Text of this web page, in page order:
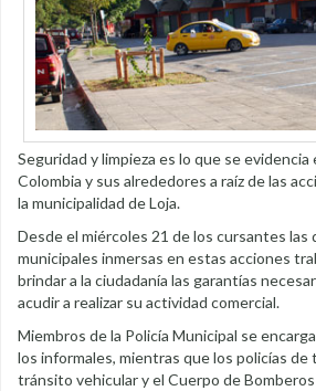
Seguridad y limpieza es lo que se evidencia
Colombia y sus alrededores a raíz de las
la municipalidad de Loja.
Desde el miércoles 21 de los cursantes las
municipales inmersas en estas acciones
brindar a la ciudadanía las garantías
acudir a realizar su actividad comercial.
Miembros de la Policía Municipal se
los informales, mientras que los policías de
tránsito vehicular y el Cuerpo de